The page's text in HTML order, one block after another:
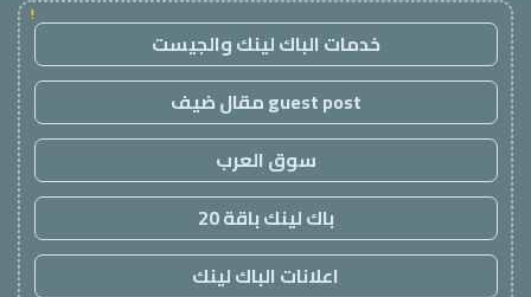
!
خدمات الباك لينك والجيست
guest post مقال ضيف
سوق العرب
باك لينك باقة 20
اعلانات الباك لينك